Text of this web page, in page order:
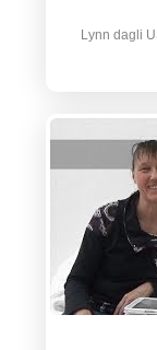
Lynn dagli